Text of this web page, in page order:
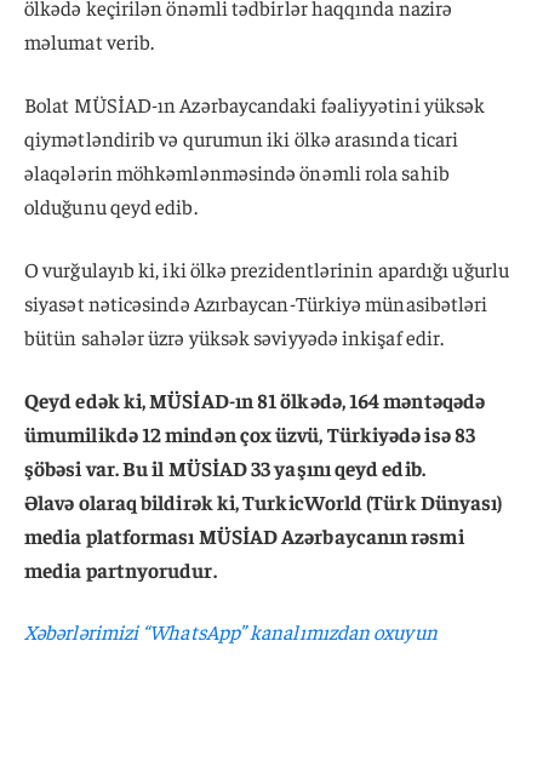
ölkədə keçirilən önəmli tədbirlər haqqında nazirə
məlumat verib.
Bolat MÜSİAD-ın Azərbaycandaki fəaliyyətini yüksək
qiymətləndirib və qurumun iki ölkə arasında ticari
əlaqələrin möhkəmlənməsində önəmli rola sahib
olduğunu qeyd edib.
O vurğulayıb ki, iki ölkə prezidentlərinin apardığı uğurlu
siyasət nəticəsində Azırbaycan-Türkiyə münasibətləri
bütün sahələr üzrə yüksək səviyyədə inkişaf edir.
Qeyd edək ki, MÜSİAD-ın 81 ölkədə, 164 məntəqədə
ümumilikdə 12 mindən çox üzvü, Türkiyədə isə 83
şöbəsi var. Bu il MÜSİAD 33 yaşını qeyd edib.
Əlavə olaraq bildirək ki, TurkicWorld (Türk Dünyası)
media platforması MÜSİAD Azərbaycanın rəsmi
media partnyorudur.
Xəbərlərimizi “WhatsApp” kanalımızdan oxuyun